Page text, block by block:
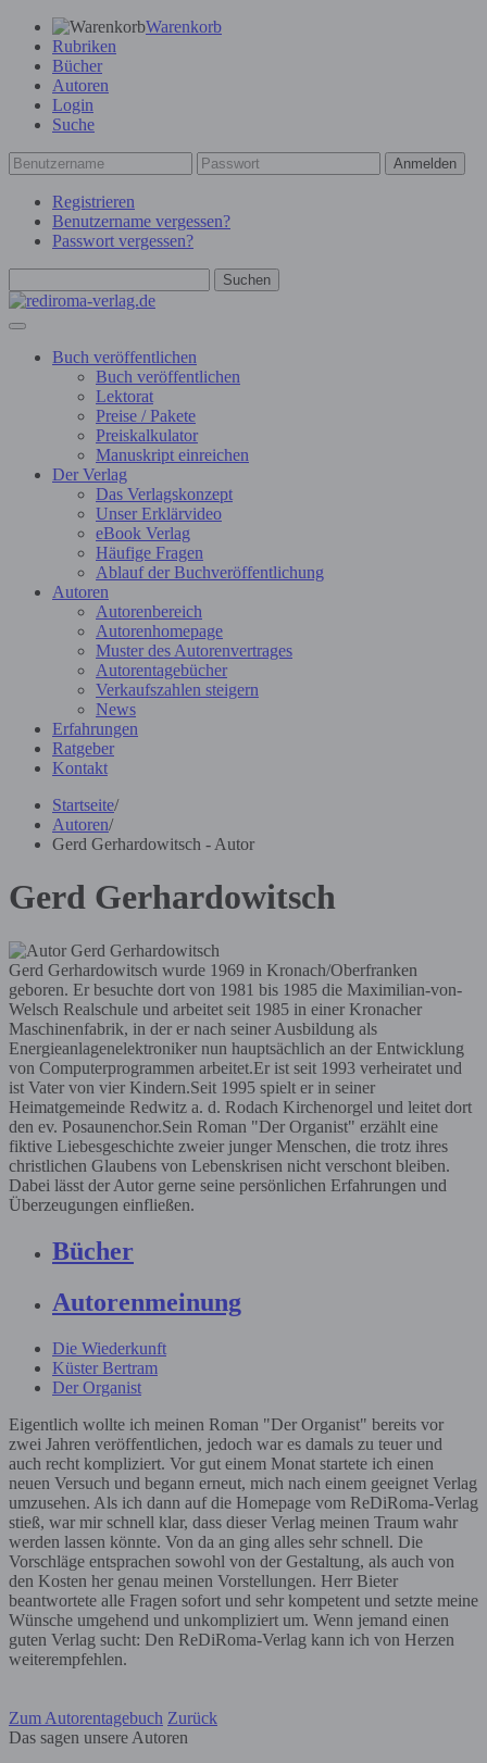
Warenkorb
Rubriken
Bücher
Autoren
Login
Suche
Anmelden
Registrieren
Benutzername vergessen?
Passwort vergessen?
Suchen
Buch veröffentlichen
Buch veröffentlichen
Lektorat
Preise / Pakete
Preiskalkulator
Manuskript einreichen
Der Verlag
Das Verlagskonzept
Unser Erklärvideo
eBook Verlag
Häufige Fragen
Ablauf der Buchveröffentlichung
Autoren
Autorenbereich
Autorenhomepage
Muster des Autorenvertrages
Autorentagebücher
Verkaufszahlen steigern
News
Erfahrungen
Ratgeber
Kontakt
Startseite/
Autoren/
Gerd Gerhardowitsch - Autor
Gerd Gerhardowitsch
Gerd Gerhardowitsch wurde 1969 in Kronach/Oberfranken
geboren. Er besuchte dort von 1981 bis 1985 die Maximilian-von-
Welsch Realschule und arbeitet seit 1985 in einer Kronacher
Maschinenfabrik, in der er nach seiner Ausbildung als
Energieanlagenelektroniker nun hauptsächlich an der Entwicklung
von Computerprogrammen arbeitet.Er ist seit 1993 verheiratet und
ist Vater von vier Kindern.Seit 1995 spielt er in seiner
Heimatgemeinde Redwitz a. d. Rodach Kirchenorgel und leitet dort
den ev. Posaunenchor.Sein Roman "Der Organist" erzählt eine
fiktive Liebesgeschichte zweier junger Menschen, die trotz ihres
christlichen Glaubens von Lebenskrisen nicht verschont bleiben.
Dabei lässt der Autor gerne seine persönlichen Erfahrungen und
Überzeugungen einfließen.
Bücher
Autorenmeinung
Die Wiederkunft
Küster Bertram
Der Organist
Eigentlich wollte ich meinen Roman "Der Organist" bereits vor
zwei Jahren veröffentlichen, jedoch war es damals zu teuer und
auch recht kompliziert. Vor gut einem Monat startete ich einen
neuen Versuch und begann erneut, mich nach einem geeignet Verlag
umzusehen. Als ich dann auf die Homepage vom ReDiRoma-Verlag
stieß, war mir schnell klar, dass dieser Verlag meinen Traum wahr
werden lassen könnte. Von da an ging alles sehr schnell. Die
Vorschläge entsprachen sowohl von der Gestaltung, als auch von
den Kosten her genau meinen Vorstellungen. Herr Bieter
beantwortete alle Fragen sofort und sehr kompetent und setzte meine
Wünsche umgehend und unkompliziert um. Wenn jemand einen
guten Verlag sucht: Den ReDiRoma-Verlag kann ich von Herzen
weiterempfehlen.
Zum Autorentagebuch Zurück
Das sagen unsere Autoren